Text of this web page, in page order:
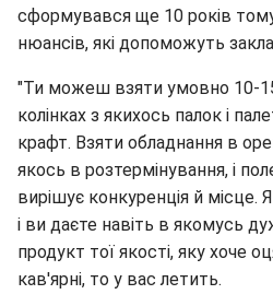
сформувався ще 10 років
нюансів, які допоможуть
"Ти можеш взяти умовно 10-
колінках з якихось палок і
крафт. Взяти обладнання в
якось в розтермінування, і
вирішує конкуренція й місце.
і ви даєте навіть в якомусь
продукт тої якості, яку хоче
кав'ярні, то у вас летить.